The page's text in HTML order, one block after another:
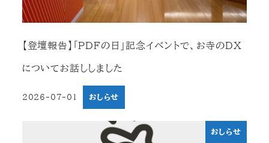
【登壇報告】「PDFの日」記念イベントで、お寺のDX
についてお話ししました
2026-07-01 おしらせ
おしらせ